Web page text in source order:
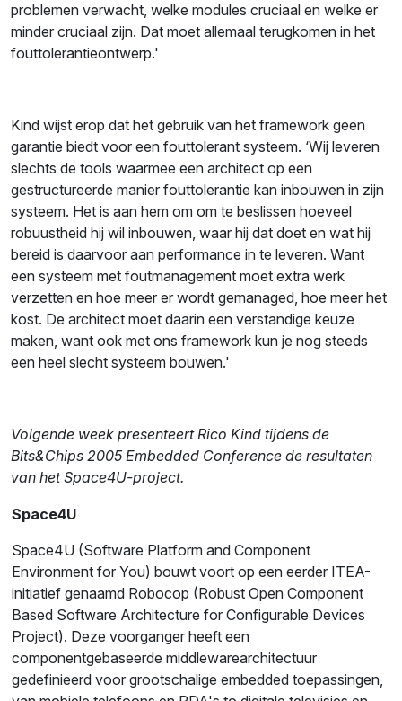
problemen verwacht, welke modules cruciaal en welke er
minder cruciaal zijn. Dat moet allemaal terugkomen in het
fouttolerantieontwerp.'
Kind wijst erop dat het gebruik van het framework geen
garantie biedt voor een fouttolerant systeem. ‘Wij leveren
slechts de tools waarmee een architect op een
gestructureerde manier fouttolerantie kan inbouwen in zijn
systeem. Het is aan hem om om te beslissen hoeveel
robuustheid hij wil inbouwen, waar hij dat doet en wat hij
bereid is daarvoor aan performance in te leveren. Want
een systeem met foutmanagement moet extra werk
verzetten en hoe meer er wordt gemanaged, hoe meer het
kost. De architect moet daarin een verstandige keuze
maken, want ook met ons framework kun je nog steeds
een heel slecht systeem bouwen.'
Volgende week presenteert Rico Kind tijdens de
Bits&Chips 2005 Embedded Conference de resultaten
van het Space4U-project.
Space4U
Space4U (Software Platform and Component
Environment for You) bouwt voort op een eerder ITEA-
initiatief genaamd Robocop (Robust Open Component
Based Software Architecture for Configurable Devices
Project). Deze voorganger heeft een
componentgebaseerde middlewarearchitectuur
gedefinieerd voor grootschalige embedded toepassingen,